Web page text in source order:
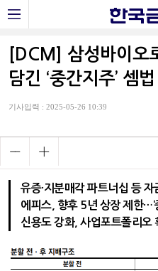
[DCM] 삼성바이오
담긴 ‘중간지주’ 셈법
기사입력 : 2025-05-26 10:39
유증·지분매각 파트너십 등
에피스, 향후 5년 상장 제한…‘
신용도 강화, 사업포트폴리오